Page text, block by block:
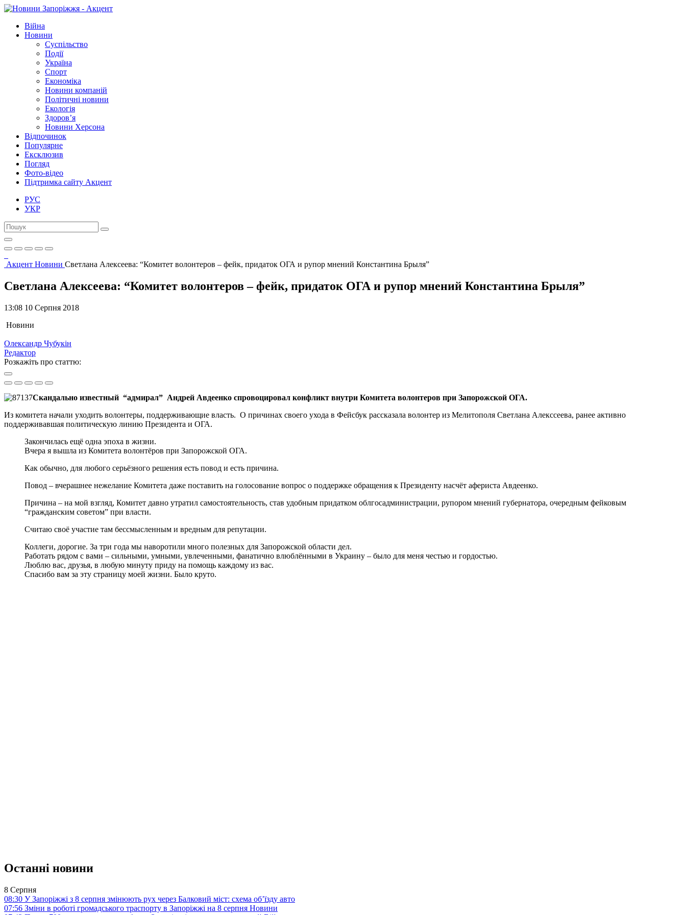
Війна
Новини
Суспільство
Події
Україна
Спорт
Економіка
Новини компаній
Політичні новини
Екологія
Здоров’я
Новини Херсона
Відпочинок
Популярне
Ексклюзив
Погляд
Фото-відео
Підтримка сайту Акцент
РУС
УКР
Акцент Новини Светлана Алексеева: “Комитет волонтеров – фейк, придаток ОГА и рупор мнений Константина Брыля”
Светлана Алексеева: “Комитет волонтеров – фейк, придаток ОГА и рупор мнений Константина Брыля”
13:08 10 Серпня 2018
Новини
Олександр Чубукін
Редактор
Розкажіть про статтю:
Скандально известный “адмирал” Андрей Авдеенко спровоцировал конфликт внутри Комитета волонтеров при Запорожской ОГА.
Из комитета начали уходить волонтеры, поддерживающие власть. О причинах своего ухода в Фейсбук рассказала волонтер из Мелитополя Светлана Алекссеева, ранее активно
поддерживавшая политическую линию Президента и ОГА.
Закончилась ещё одна эпоха в жизни.
Вчера я вышла из Комитета волонтёров при Запорожской ОГА.
Как обычно, для любого серьёзного решения есть повод и есть причина.
Повод – вчерашнее нежелание Комитета даже поставить на голосование вопрос о поддержке обращения к Президенту насчёт афериста Авдеенко.
Причина – на мой взгляд, Комитет давно утратил самостоятельность, став удобным придатком облгосадминистрации, рупором мнений губернатора, очередным фейковым
“гражданским советом” при власти.
Считаю своё участие там бессмысленным и вредным для репутации.
Коллеги, дорогие. За три года мы наворотили много полезных для Запорожской области дел.
Работать рядом с вами – сильными, умными, увлеченными, фанатично влюблёнными в Украину – было для меня честью и гордостью.
Люблю вас, друзья, в любую минуту приду на помощь каждому из вас.
Спасибо вам за эту страницу моей жизни. Было круто.
Останні новини
8 Серпня
08:30 У Запоріжжі з 8 серпня змінюють рух через Балковий міст: схема об’їзду авто
07:56 Зміни в роботі громадського траспорту в Запоріжжі на 8 серпня Новини